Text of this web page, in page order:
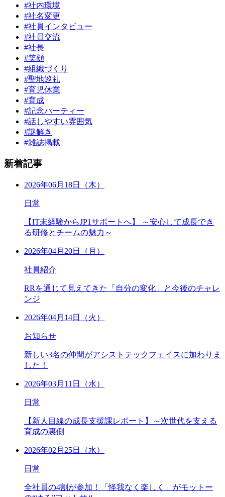
#社内環境
#社名変更
#社員インタビュー
#社員交流
#社長
#笑顔
#組織づくり
#聖地巡礼
#育児休業
#育成
#記念パーティー
#話しやすい雰囲気
#謎解き
#雑誌掲載
新着記事
2026年06月18日（木）
日常
【IT未経験からJP1サポートへ】 ～安心して成長でき
る研修とチームの魅力～
2026年04月20日（月）
社員紹介
RRを通じて見えてきた「自分の変化」と今後のチャレ
ンジ
2026年04月14日（火）
お知らせ
新しい3名の仲間がアシストテックフェイスに加わりま
した！
2026年03月11日（水）
日常
【新人目線の成長支援課レポート】～次世代を支える
育成の裏側
2026年02月25日（水）
日常
全社員の4割が参加！「怪我なく楽しく」がモットー